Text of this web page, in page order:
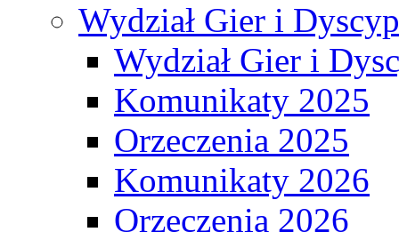
Wydział Gier i
Wydział Gier i
Komunikaty 2025
Orzeczenia 2025
Komunikaty 2026
Orzeczenia 2026